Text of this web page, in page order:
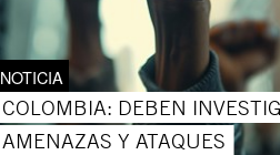
NOTICIA
COLOMBIA: DEBEN
AMENAZAS Y ATAQUES